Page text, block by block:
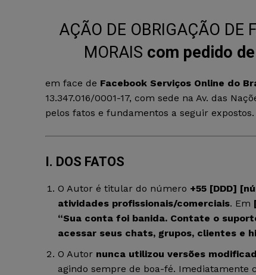
AÇÃO DE OBRIGAÇÃO DE
MORAIS com pedido
em face de Facebook Serviços Online do
13.347.016/0001-17, com sede na Av. das
pelos fatos e fundamentos a seguir expostos.
I. DOS FATOS
O Autor é titular do número +55 [DDD]
atividades profissionais/comerciais. Em
“Sua conta foi banida. Contate o
acessar seus chats, grupos, clientes e
O Autor nunca utilizou versões
agindo sempre de boa-fé. Imediatamente